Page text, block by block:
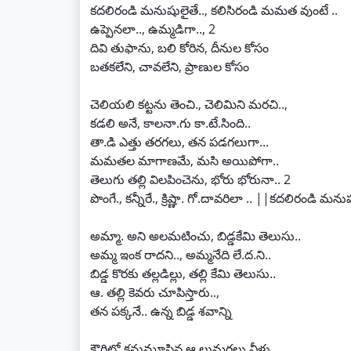
కదలిరండి మనుషులైతే.., కలిసిరండి మమత వుంటే ..
ఉప్పెనలా.., ఉమ్మడిగా.., 2
దివి తుఫాను, బలి కోరిన, దీనుల కోసం
బతకలేని, చావలేని, ప్రాణుల కోసం
చెలియలి కట్టను తెంచి., చెలిమిని మరచి..,
కడలి అనే, కాలనా.గు కా.టే.సింది..
తా.డి ఎత్తు తరగలు, తన పడగలుగా...
మమతల మాగాణమే, మసి అయిపోగా..
తెలుగు తల్లి విలపించెను, భోరు భోరునా.. 2
పొంగే., కన్నీరే., క్రిష్ణా. గో.దావరిలా .. ||కదలిరండి
అమ్మా. అని అలమటించు, బిడ్డకేమి తెలుసు..
అమ్మ ఇంక రాదని.., అమ్మనేది లే.ద.ని..
బిడ్డ కొరకు తల్లడిల్లు, తల్లి కేమి తెలుసు..
ఆ. తల్లి కెవరు చూపిస్తారు..,
తన పక్కనే.. ఉన్న బిడ్డ శవాన్ని